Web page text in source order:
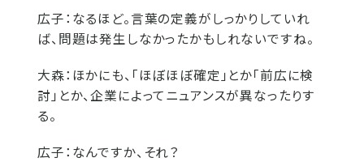
広子： なるほど。言葉の定義がしっかりしていれ
ば、問題は発生しなかったかもしれないですね。
大森： ほかにも、「ほぼほぼ確定」とか「前広に検
討」とか、企業によってニュアンスが異なったりす
る。
広子： なんですか、それ？